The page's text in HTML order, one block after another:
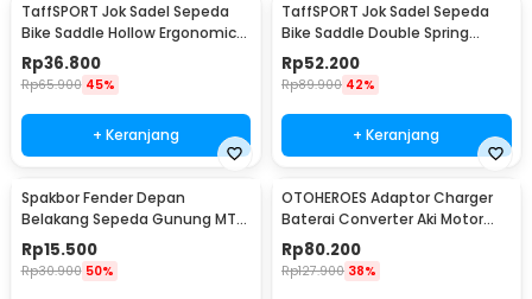
TaffSPORT Jok Sadel Sepeda
Bike Saddle Hollow Ergonomic
Breathable - YF-1034
Rp36.800
Rp65.900 45%
+ Keranjang
TaffSPORT Jok Sadel Sepeda
Bike Saddle Double Spring
Shock Absorber - ZF15
Rp52.200
Rp89.900 42%
+ Keranjang
Spakbor Fender Depan
Belakang Sepeda Gunung MTB
- HF0034300
Rp15.500
Rp30.900 50%
OTOHEROES Adaptor Charger
Baterai Converter Aki Motor
Skuter 48V 20Ah - YF2021-12
Rp80.200
Rp127.900 38%